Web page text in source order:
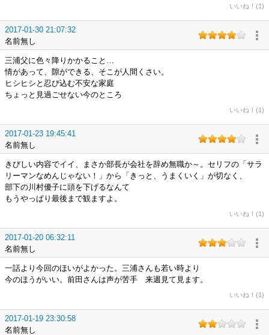
いいね！(1)
2017-01-30 21:07:32
名前無し
三浦父に色々降りかかること…
情があって、隙ができる、そこが人間くさい。
ヒシヒシと忍び込む不安な家庭
ちょっと見過ごせない今のところ
いいね！(1)
2017-01-23 19:45:41
名前無し
きびしい内容でイイ、まさか部長が会社を辞め無職か～。セリフの「サラ
リーマンなめんじゃない！」から「きっと、うまくいく」が切なく、
部下の川村優子に頭を下げるなんて
もうやっぱり最後まで観ますよ。
いいね！(1)
2017-01-20 06:32:11
名前無し
一話より今回のほいがよかった。三浦さんも若い時より
今のほうがいい。前田さんは声が苦手 来週見て見ます。
いいね！(1)
2017-01-19 23:30:58
名前無し